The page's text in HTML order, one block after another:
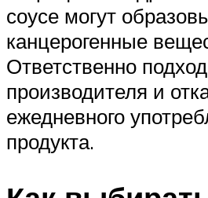
соусе могут
канцерогенные
Ответственно
производителя и
ежедневного
продукта.